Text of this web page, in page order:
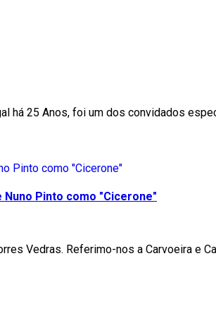
há 25 Anos, foi um dos convidados
Pinto como "Cicerone"
Vedras. Referimo-nos a Carvoeira e